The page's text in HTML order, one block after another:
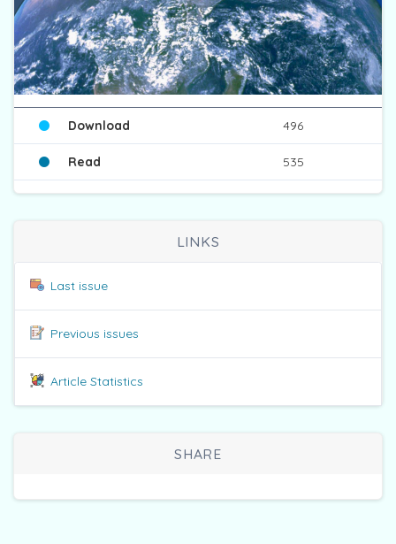
Download 496
Read 535
LINKS
Last issue
Previous issues
Article Statistics
SHARE